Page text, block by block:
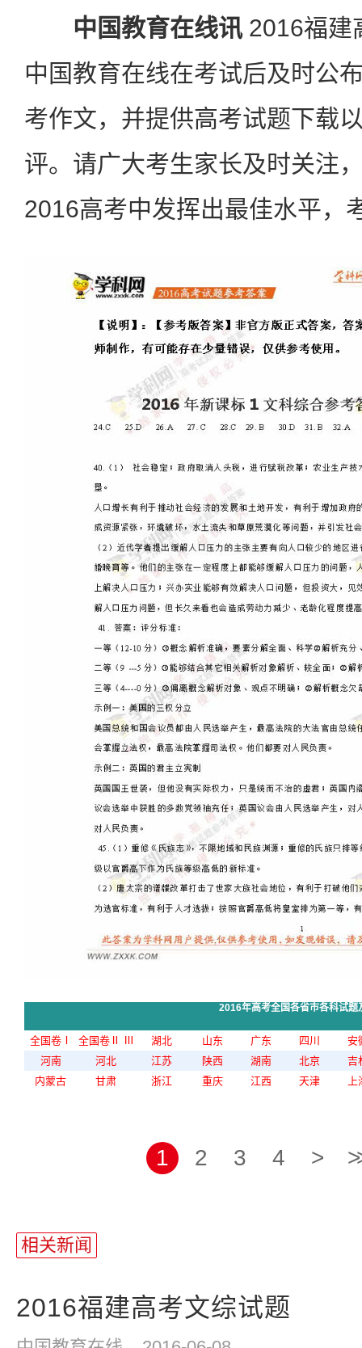
中国教育在线讯2016福建
中国教育在线在考试后及时公
考作文，并提供高考试题下载
评。请广大考生家长及时关注
2016高考中发挥出最佳水平，
2016年高考全国各省市各科试题
全国卷Ⅰ 全国卷Ⅱ 湖北 山东 广东 四川
安
河南
河北 江苏 陕西 湖南 北京
吉
内蒙古
甘肃 浙江 重庆 江西 天津 上
1 2 3 4 >
相关新闻
2016福建高考文综试题